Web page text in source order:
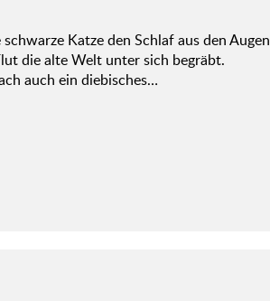
Katze den Schlaf aus den Augen
die alte Welt unter sich begräbt.
auch ein diebisches…